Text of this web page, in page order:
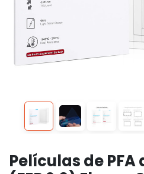
Películas de PFA